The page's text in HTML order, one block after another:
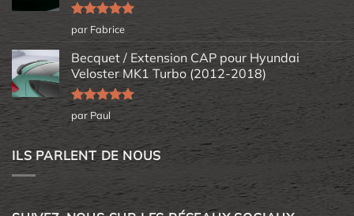
Note5sur
5
par Fabrice
Becquet / Extension CAP pour Hyundai
Veloster MK1 Turbo (2012-2018)
Note5sur
5
par Paul
ILS PARLENT DE NOUS